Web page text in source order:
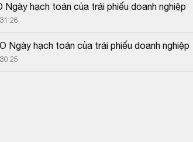
Ngày hạch toán của trái phiếu doanh nghiệp
Ngày hạch toán của trái phiếu doanh nghiệp